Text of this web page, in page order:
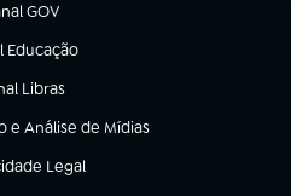
GOV
em nova aba)
Educação
nova aba)
Libras
em nova aba)
e Análise de Mídias
Legal
nova aba)